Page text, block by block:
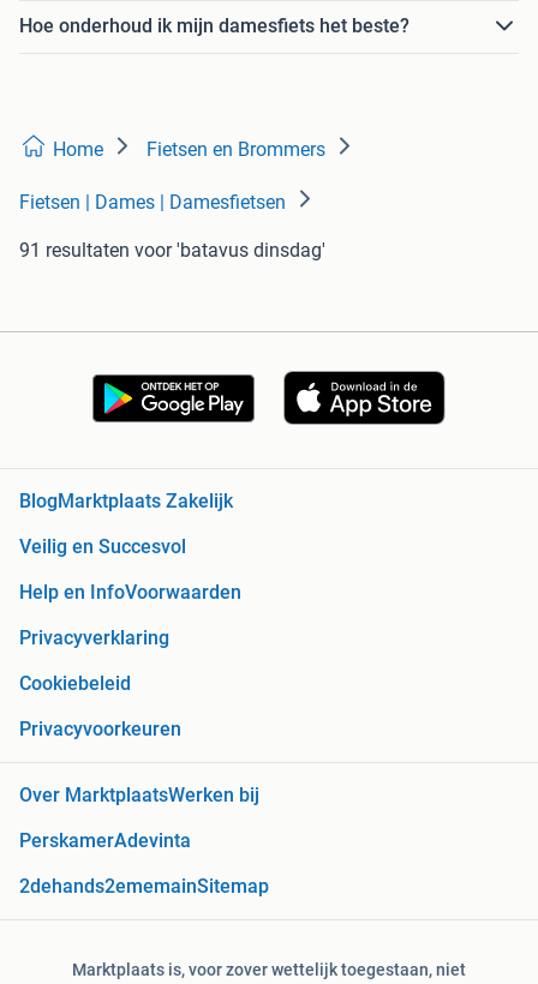
Hoe onderhoud ik mijn damesfiets het beste?
Home Fietsen en Brommers
Fietsen | Dames | Damesfietsen
91 resultaten voor 'batavus dinsdag'
BlogMarktplaats Zakelijk
Veilig en Succesvol
Help en InfoVoorwaarden
Privacyverklaring
Cookiebeleid
Privacyvoorkeuren
Over MarktplaatsWerken bij
PerskamerAdevinta
2dehands2ememainSitemap
Marktplaats is, voor zover wettelijk toegestaan, niet